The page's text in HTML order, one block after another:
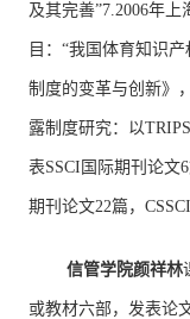
及其完善”7.2006年
目：“我国体育知识
制度的变革与创新》
露制度研究：以
表SSCI国际期刊论文
期刊论文22篇，
信管学院颜祥林
或教材六部，发表论